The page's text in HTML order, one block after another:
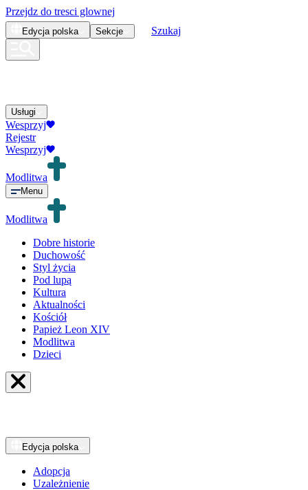
Przejdz do tresci glownej
Edycja polska Sekcje Szukaj
Usługi
Wesprzyj
Rejestr
Wesprzyj
Modlitwa
Menu
Modlitwa
Dobre historie
Duchowość
Styl życia
Pod lupą
Kultura
Aktualności
Kościół
Papież Leon XIV
Modlitwa
Dzieci
Edycja polska
Adopcja
Uzależnienie